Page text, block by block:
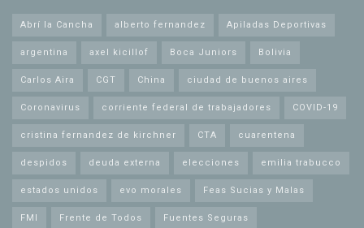
Abrí la Cancha alberto fernandez Apiladas Deportivas
argentina axel kicillof Boca Juniors Bolivia
Carlos Aira CGT China ciudad de buenos aires
Coronavirus corriente federal de trabajadores COVID-19
cristina fernandez de kirchner CTA cuarentena
despidos deuda externa elecciones emilia trabucco
estados unidos evo morales Feas Sucias y Malas
FMI Frente de Todos Fuentes Seguras